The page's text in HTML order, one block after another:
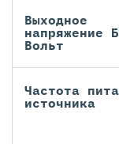
Выходное
напряжение
Вольт
Частота
источника